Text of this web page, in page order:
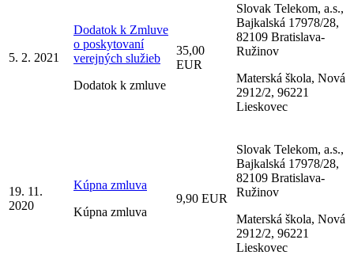
5. 2. 2021
Dodatok k Zmluve
o poskytovaní
verejných služieb
Dodatok k zmluve
35,00
EUR
Slovak Telekom, a.s.,
Bajkalská 17978/28,
82109 Bratislava-
Ružinov
Materská škola, Nová
2912/2, 96221
Lieskovec
19. 11.
2020
Kúpna zmluva
Kúpna zmluva
9,90 EUR
Slovak Telekom, a.s.,
Bajkalská 17978/28,
82109 Bratislava-
Ružinov
Materská škola, Nová
2912/2, 96221
Lieskovec